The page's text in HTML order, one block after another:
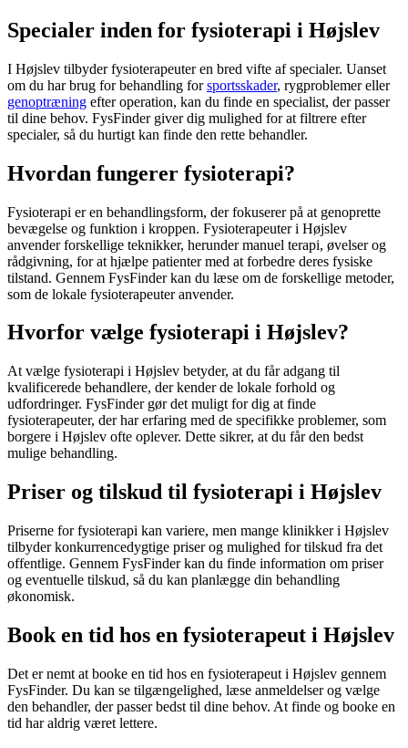
Specialer inden for fysioterapi i Højslev
I Højslev tilbyder fysioterapeuter en bred vifte af specialer. Uanset
om du har brug for behandling forsportsskader, rygproblemer eller
genoptræning efter operation, kan du finde en specialist, der passer
til dine behov. FysFinder giver dig mulighed for at filtrere efter
specialer, så du hurtigt kan finde den rette behandler.
Hvordan fungerer fysioterapi?
Fysioterapi er en behandlingsform, der fokuserer på at genoprette
bevægelse og funktion i kroppen. Fysioterapeuter i Højslev
anvender forskellige teknikker, herunder manuel terapi, øvelser og
rådgivning, for at hjælpe patienter med at forbedre deres fysiske
tilstand. Gennem FysFinder kan du læse om de forskellige metoder,
som de lokale fysioterapeuter anvender.
Hvorfor vælge fysioterapi i Højslev?
At vælge fysioterapi i Højslev betyder, at du får adgang til
kvalificerede behandlere, der kender de lokale forhold og
udfordringer. FysFinder gør det muligt for dig at finde
fysioterapeuter, der har erfaring med de specifikke problemer, som
borgere i Højslev ofte oplever. Dette sikrer, at du får den bedst
mulige behandling.
Priser og tilskud til fysioterapi i Højslev
Priserne forfysioterapi kan variere, men mange klinikker i Højslev
tilbyder konkurrencedygtige priser og mulighed for tilskud fra det
offentlige. Gennem FysFinder kan du finde information om priser
og eventuelle tilskud, så du kan planlægge din behandling
økonomisk.
Book en tid hos en fysioterapeut i Højslev
Det er nemt at booke en tid hos en fysioterapeut i Højslev gennem
FysFinder. Du kan se tilgængelighed, læse anmeldelser og vælge
den behandler, der passer bedst til dine behov. At finde og booke en
tid har aldrig været lettere.